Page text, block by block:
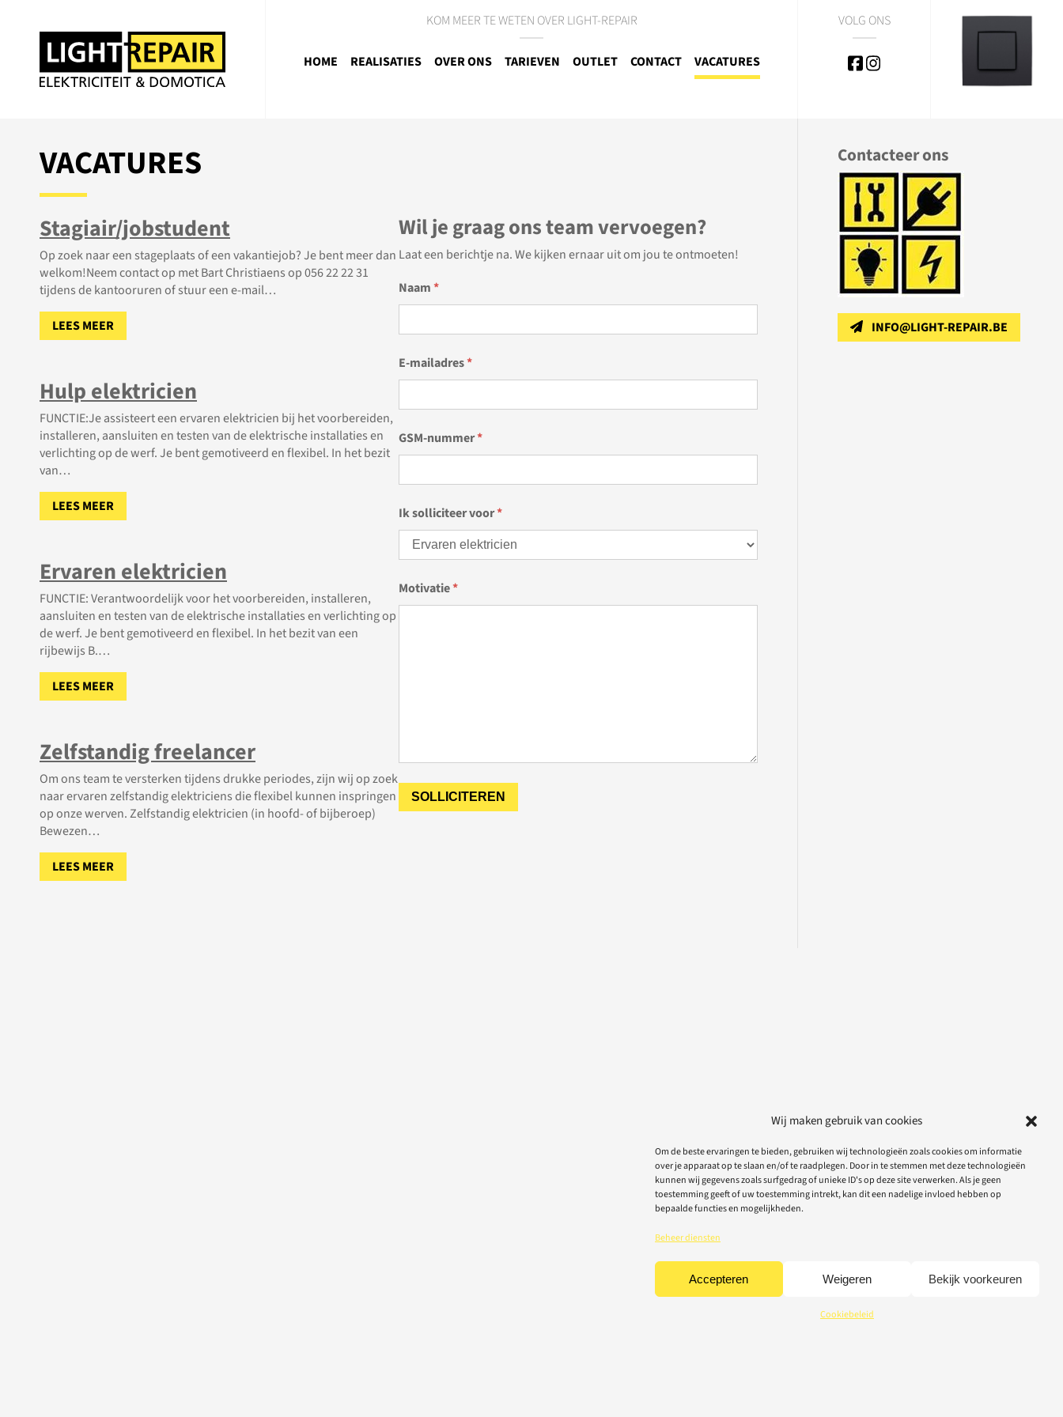
Wij maken gebruik van cookies
Om de beste ervaringen te bieden, gebruiken wij technologieën zoals cookies om informatie
over je apparaat op te slaan en/of te raadplegen. Door in te stemmen met deze technologieën
kunnen wij gegevens zoals surfgedrag of unieke ID's op deze site verwerken. Als je geen
toestemming geeft of uw toestemming intrekt, kan dit een nadelige invloed hebben op
bepaalde functies en mogelijkheden.
Beheer diensten
Accepteren Weigeren Bekijk voorkeuren
Cookiebeleid
KOM MEER TE WETEN OVER LIGHT-REPAIR
HOME REALISATIES OVER ONS TARIEVEN OUTLET CONTACT VACATURES
VOLG ONS
VACATURES
Stagiair/jobstudent
Op zoek naar een stageplaats of een vakantiejob? Je bent meer dan
welkom!Neem contact op met Bart Christiaens op 056 22 22 31
tijdens de kantooruren of stuur een e-mail…
LEES MEER
Hulp elektricien
FUNCTIE:Je assisteert een ervaren elektricien bij het voorbereiden,
installeren, aansluiten en testen van de elektrische installaties en
verlichting op de werf. Je bent gemotiveerd en flexibel. In het bezit
van…
LEES MEER
Ervaren elektricien
FUNCTIE: Verantwoordelijk voor het voorbereiden, installeren,
aansluiten en testen van de elektrische installaties en verlichting op
de werf. Je bent gemotiveerd en flexibel. In het bezit van een
rijbewijs B.…
LEES MEER
Zelfstandig freelancer
Om ons team te versterken tijdens drukke periodes, zijn wij op zoek
naar ervaren zelfstandig elektriciens die flexibel kunnen inspringen
op onze werven. Zelfstandig elektricien (in hoofd- of bijberoep)
Bewezen…
LEES MEER
Wil je graag ons team vervoegen?
Laat een berichtje na. We kijken ernaar uit om jou te ontmoeten!
Naam*
E-mailadres*
GSM-nummer*
Ik solliciteer voor*
Motivatie*
Contacteer ons
INFO@LIGHT-REPAIR.BE